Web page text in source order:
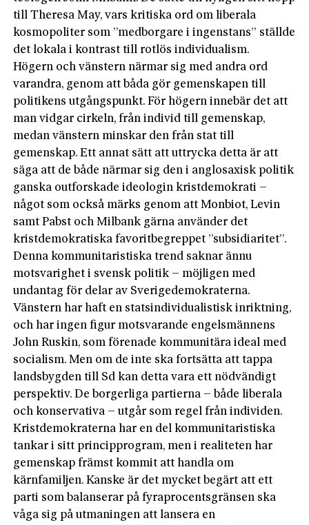
till Theresa May, vars kritiska ord om liberala
kosmopoliter som ”medborgare i ingenstans” ställde
det lokala i kontrast till rotlös individualism.
Högern och vänstern närmar sig med andra ord
varandra, genom att båda gör gemenskapen till
politikens utgångspunkt. För högern innebär det att
man vidgar cirkeln, från individ till gemenskap,
medan vänstern minskar den från stat till
gemenskap. Ett annat sätt att uttrycka detta är att
säga att de både närmar sig den i anglosaxisk politik
ganska outforskade ideologin kristdemokrati –
något som också märks genom att Monbiot, Levin
samt Pabst och Milbank gärna använder det
kristdemokratiska favoritbegreppet ”subsidiaritet”.
Denna kommunitaristiska trend saknar ännu
motsvarighet i svensk politik – möjligen med
undantag för delar av Sverigedemokraterna.
Vänstern har haft en statsindividualistisk inriktning,
och har ingen figur motsvarande engelsmännens
John Ruskin, som förenade kommunitära ideal med
socialism. Men om de inte ska fortsätta att tappa
landsbygden till Sd kan detta vara ett nödvändigt
perspektiv. De borgerliga partierna – både liberala
och konservativa – utgår som regel från individen.
Kristdemokraterna har en del kommunitaristiska
tankar i sitt principprogram, men i realiteten har
gemenskap främst kommit att handla om
kärnfamiljen. Kanske är det mycket begärt att ett
parti som balanserar på fyraprocentsgränsen ska
våga sig på utmaningen att lansera en